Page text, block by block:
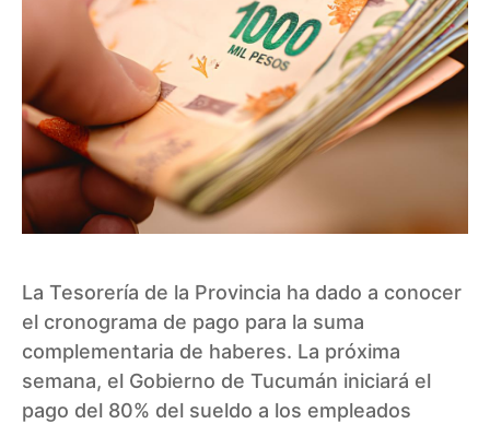
La Tesorería de la Provincia ha dado a conocer
el cronograma de pago para la suma
complementaria de haberes. La próxima
semana, el Gobierno de Tucumán iniciará el
pago del 80% del sueldo a los empleados